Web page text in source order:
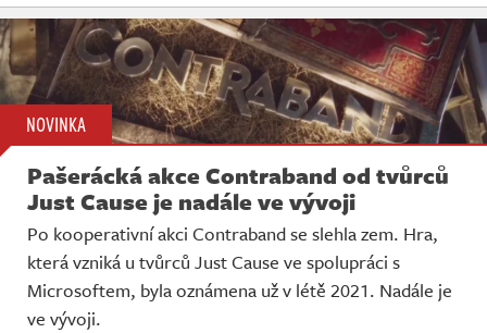
NOVINKA
Pašerácká akce Contraband od tvůrců
Just Cause je nadále ve vývoji
Po kooperativní akci Contraband se slehla zem. Hra,
která vzniká u tvůrců Just Cause ve spolupráci s
Microsoftem, byla oznámena už v létě 2021. Nadále je
ve vývoji.